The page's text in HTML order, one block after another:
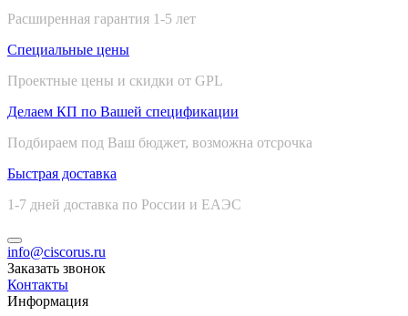
Расширенная гарантия 1-5 лет
Специальные цены
Проектные цены и скидки от GPL
Делаем КП по Вашей спецификации
Подбираем под Ваш бюджет, возможна отсрочка
Быстрая доставка
1-7 дней доставка по России и ЕАЭС
info@ciscorus.ru
Заказать звонок
Контакты
Информация